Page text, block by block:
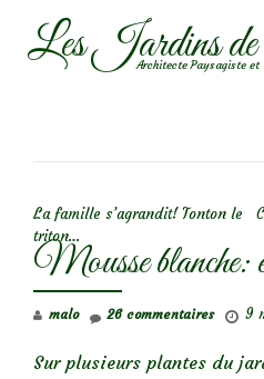
AllerLes Jardins
Architecte Paysagiste et
La famille s’agrandit! Tonton le
triton…
Mousse blanche:
malo 9
26 commentaires
Sur plusieurs plantes du